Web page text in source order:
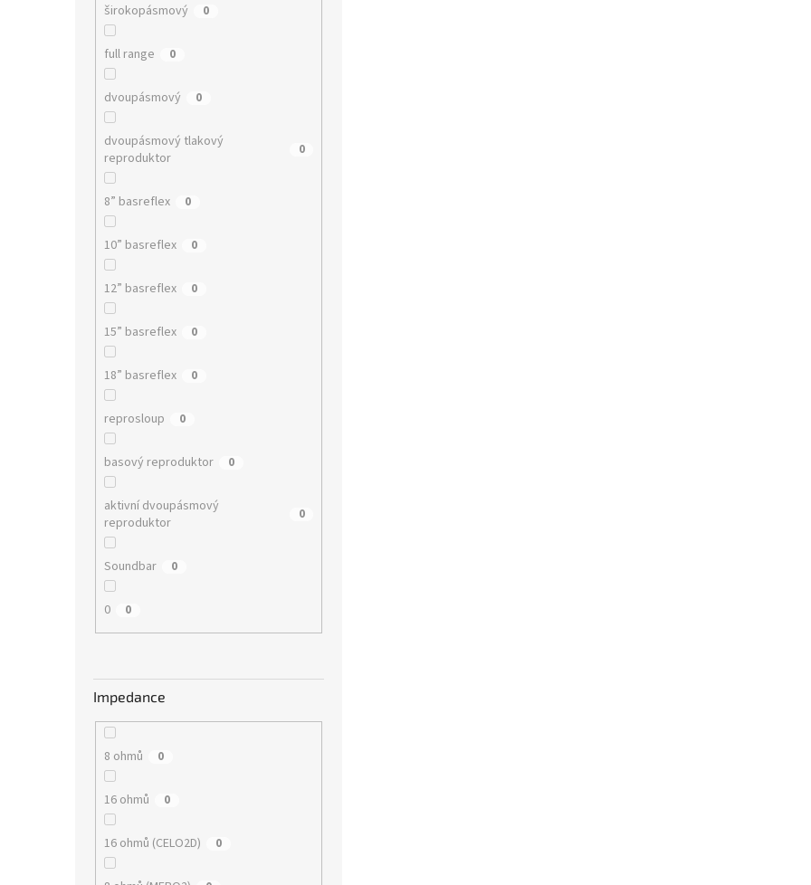
širokopásmový 0
full range 0
dvoupásmový 0
dvoupásmový tlakový
reproduktor
0
8” basreflex 0
10” basreflex 0
12” basreflex 0
15” basreflex 0
18” basreflex 0
reprosloup 0
basový reproduktor 0
aktivní dvoupásmový
reproduktor
0
Soundbar 0
0 0
Impedance
8 ohmů 0
16 ohmů 0
16 ohmů (CELO2D) 0